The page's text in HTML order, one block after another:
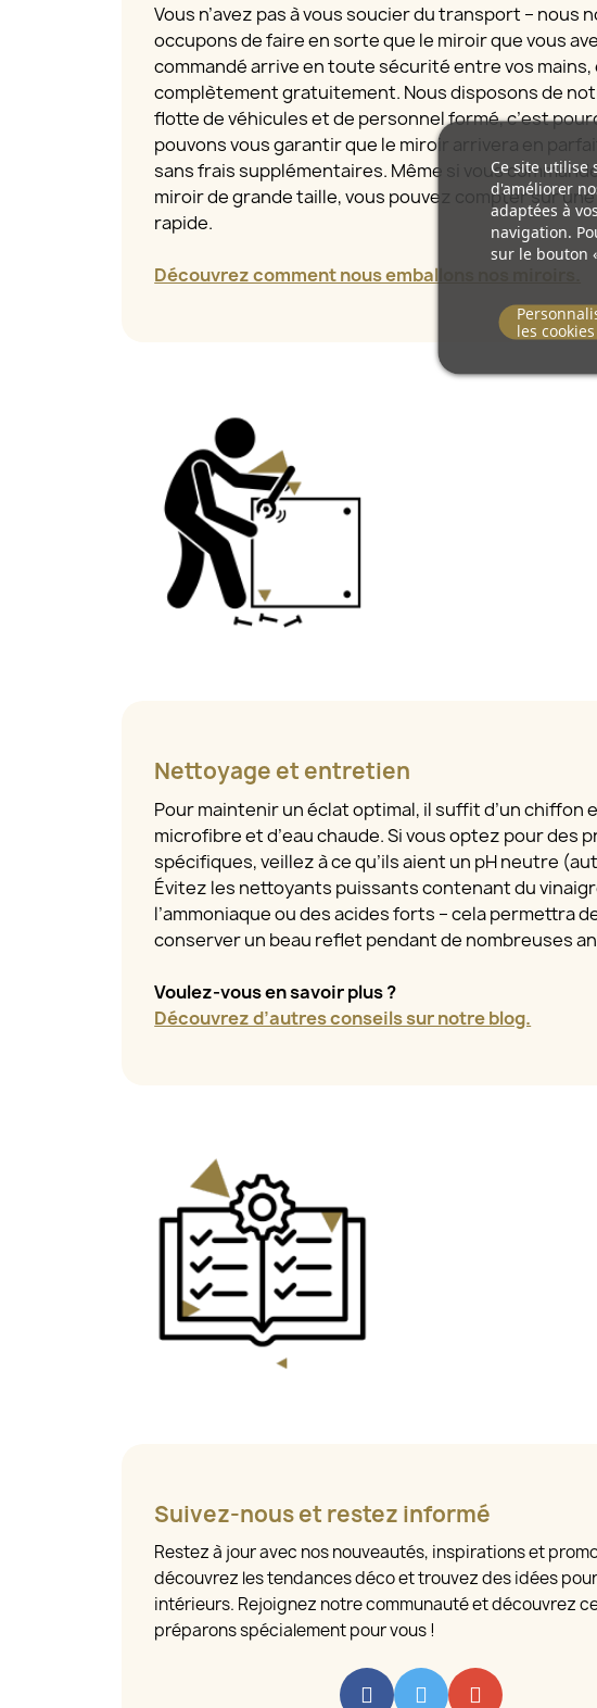
Vous n’avez pas à vous soucier du transport – nous
occupons de faire en sorte que le miroir que vous
commandé arrive en toute sécurité entre vos mains,
complètement gratuitement. Nous disposons de
flotte de véhicules et de personnel formé, c’est
pouvons vous garantir que le miroir arrivera en
sans frais supplémentaires. Même si vous
miroir de grande taille, vous pouvez compter sur
rapide.
Découvrez comment nous emballons nos miroirs.
Nettoyage et entretien
Pour maintenir un éclat optimal, il suffit d’un chiffon
microfibre et d’eau chaude. Si vous optez pour des
spécifiques, veillez à ce qu’ils aient un pH neutre
Évitez les nettoyants puissants contenant du
l’ammoniaque ou des acides forts – cela permettra
conserver un beau reflet pendant de nombreuses
Voulez-vous en savoir plus ?
Découvrez d’autres conseils sur notre blog.
Suivez-nous et restez informé
Restez à jour avec nos nouveautés, inspirations et
découvrez les tendances déco et trouvez des idées
intérieurs. Rejoignez notre communauté et découvrez
préparons spécialement pour vous !
Ce site utilise
d'améliorer
adaptées à
navigation.
sur le bouton
les cookies